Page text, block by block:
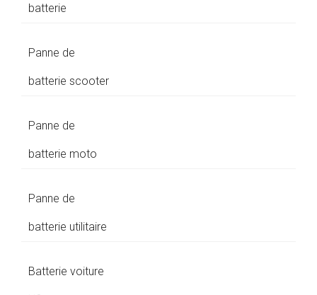
batterie
Panne de
batterie scooter
Panne de
batterie moto
Panne de
batterie utilitaire
Batterie voiture